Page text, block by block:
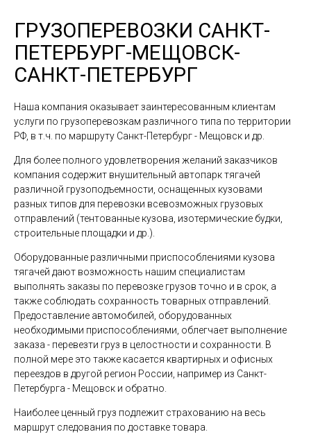
ГРУЗОПЕРЕВОЗКИ САНКТ-
ПЕТЕРБУРГ-МЕЩОВСК-
САНКТ-ПЕТЕРБУРГ
Наша компания оказывает заинтересованным клиентам
услуги по грузоперевозкам различного типа по территории
РФ, в т.ч. по маршруту Санкт-Петербург - Мещовск и др.
Для более полного удовлетворения желаний заказчиков
компания содержит внушительный автопарк тягачей
различной грузоподъемности, оснащенных кузовами
разных типов для перевозки всевозможных грузовых
отправлений (тентованные кузова, изотермические будки,
строительные площадки и др.).
Оборудованные различными приспособлениями кузова
тягачей дают возможность нашим специалистам
выполнять заказы по перевозке грузов точно и в срок, а
также соблюдать сохранность товарных отправлений.
Предоставление автомобилей, оборудованных
необходимыми приспособлениями, облегчает выполнение
заказа - перевезти груз в целостности и сохранности. В
полной мере это также касается квартирных и офисных
переездов в другой регион России, например из Санкт-
Петербурга - Мещовск и обратно.
Наиболее ценный груз подлежит страхованию на весь
маршрут следования по доставке товара.